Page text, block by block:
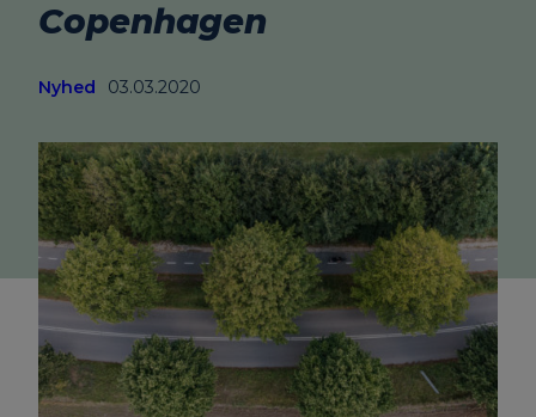
Copenhagen
Nyhed 03.03.2020